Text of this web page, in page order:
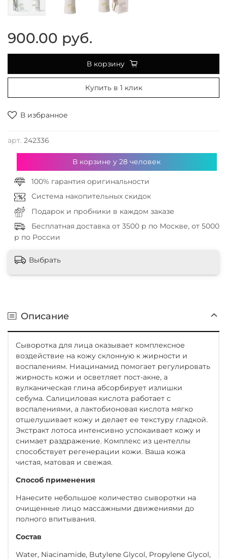
В избранное
арт. 242336
900.00 руб.
В корзину
Купить в 1 клик
В корзине у28 человек
100% гарантия оригинальности
Система накопительных скидок
Подарок и пробники в каждом заказе
Бесплатная доставка от 3500 р по Москве, от 5000
р по России
Выбрать
Описание
Сыворотка для лица оказывает комплексное
воздействие на кожу склонную к жирности и
воспалениям. Ниацинамид помогает регулировать
жирность кожи и осветляет пост-акне, а
вулканическая глина абсорбирует излишки
себума. Салициловая кислота работает с
воспалениями, а лактобионовая кислота мягко
отшелушивает кожу и делает ее текстуру гладкой.
Экстракт лотоса интенсивно успокаивает кожу и
снимает раздражение. Комплекс из центеллы
способствует регенерации кожи. Ваша кожа
чистая, матовая и свежая.
Способ применения
Нанесите небольшое количество сыворотки на
очищенные лицо массажными движениями до
полного впитывания.
Состав
Water, Niacinamide, Butylene Glycol, Propylene Glycol,